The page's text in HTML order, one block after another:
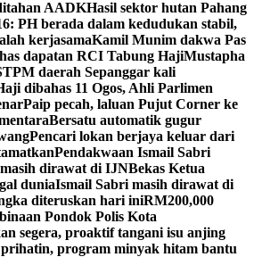
AADKHasil sektor hutan Pahang
PH berada dalam kedudukan stabil,
kerjasamaKamil Munim dakwa Pas
dapatan RCI Tabung HajiMustapha
daerah Sepanggar kali
dibahas 11 Ogos, Ahli Parlimen
Paip pecah, laluan Pujut Corner ke
Bersatu automatik gugur
Pencari lokan berjaya keluar dari
Pendakwaan Ismail Sabri
dirawat di IJNBekas Ketua
duniaIsmail Sabri masih dirawat di
diteruskan hari iniRM200,000
Pondok Polis Kota
segera, proaktif tangani isu anjing
program minyak hitam bantu